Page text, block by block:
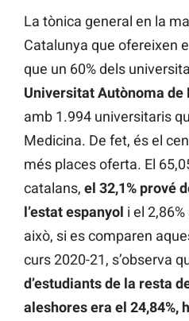
La tònica general en la
Catalunya que ofereixen
que un 60% dels
Universitat Autònoma de
amb 1.994 universitaris
Medicina. De fet, és el
més places oferta. El
catalans, el 32,1% prové
l’estat espanyol i el
això, si es comparen
curs 2020-21, s’observa
d’estudiants de la resta
aleshores era el 24,84%,